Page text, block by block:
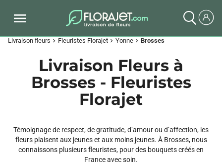
Livraison fleurs chevron_right Fleuristes Florajet chevron_right Yonne chevron_right Brosses
Livraison Fleurs à
Brosses - Fleuristes
Florajet
Témoignage de respect, de gratitude, d’amour ou d’affection, les
fleurs plaisent aux jeunes et aux moins jeunes. À Brosses, nous
connaissons plusieurs fleuristes, pour des bouquets créés en
France avec soin.